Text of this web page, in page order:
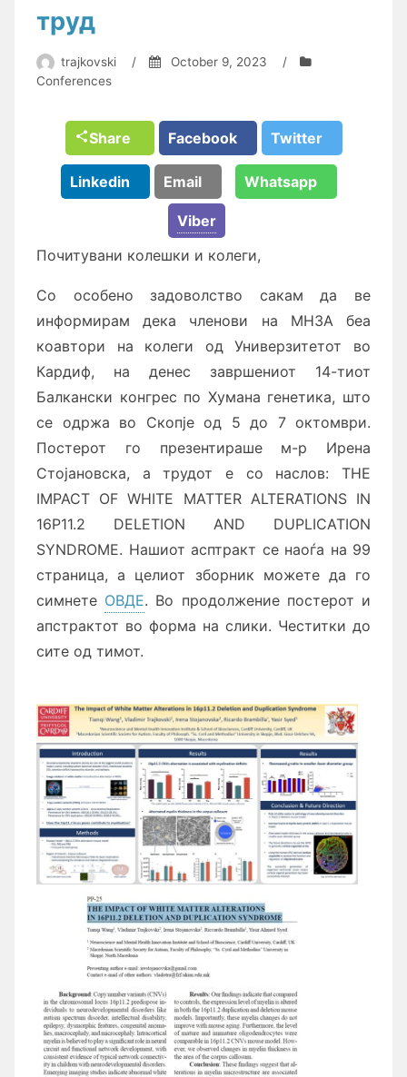
труд
trajkovski / October 9, 2023
/
Conferences
Share Facebook Twitter
Linkedin Email Whatsapp
Viber
Почитувани колешки и колеги,
Со особено задоволство сакам да ве
информирам дека членови на МНЗА беа
коавтори на колеги од Универзитетот во
Кардиф, на денес завршениот 14-тиот
Балкански конгрес по Хумана генетика, што
се одржа во Скопје од 5 до 7 октомври.
Постерот го презентираше м-р Ирена
Стојановска, а трудот е со наслов: THE
IMPACT OF WHITE MATTER ALTERATIONS IN
16P11.2 DELETION AND DUPLICATION
SYNDROME. Нашиот асптракт се наоѓа на 99
страница, а целиот зборник можете да го
симнете ОВДЕ. Во продолжение постерот и
апстрактот во форма на слики. Честитки до
сите од тимот.